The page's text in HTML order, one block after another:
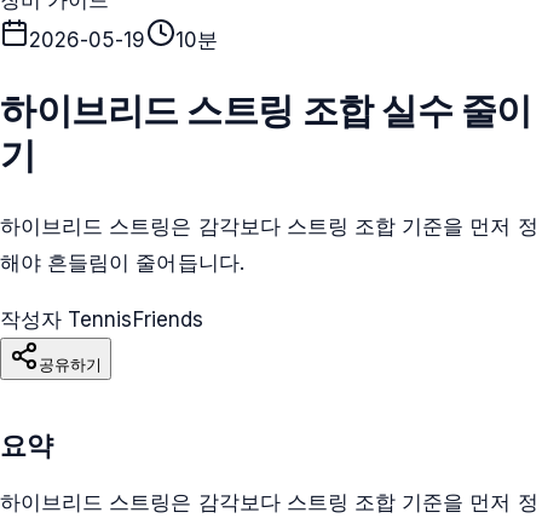
2026-05-19
10분
하이브리드 스트링 조합 실수 줄이
기
하이브리드 스트링은 감각보다 스트링 조합 기준을 먼저 정
해야 흔들림이 줄어듭니다.
작성자 TennisFriends
공유하기
요약
하이브리드 스트링은 감각보다 스트링 조합 기준을 먼저 정